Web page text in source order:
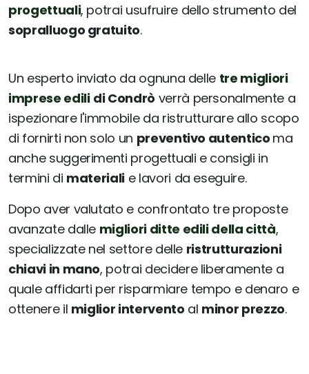
progettuali, potrai usufruire dello strumento del
sopralluogo gratuito.
Un esperto inviato da ognuna delle tre migliori
imprese edili di Condrò verrà personalmente a
ispezionare l'immobile da ristrutturare allo scopo
di fornirti non solo un preventivo autentico ma
anche suggerimenti progettuali e consigli in
termini di materiali e lavori da eseguire.
Dopo aver valutato e confrontato tre proposte
avanzate dalle migliori ditte edili della città,
specializzate nel settore delle ristrutturazioni
chiavi in mano, potrai decidere liberamente a
quale affidarti per risparmiare tempo e denaro e
ottenere il miglior intervento al minor prezzo.